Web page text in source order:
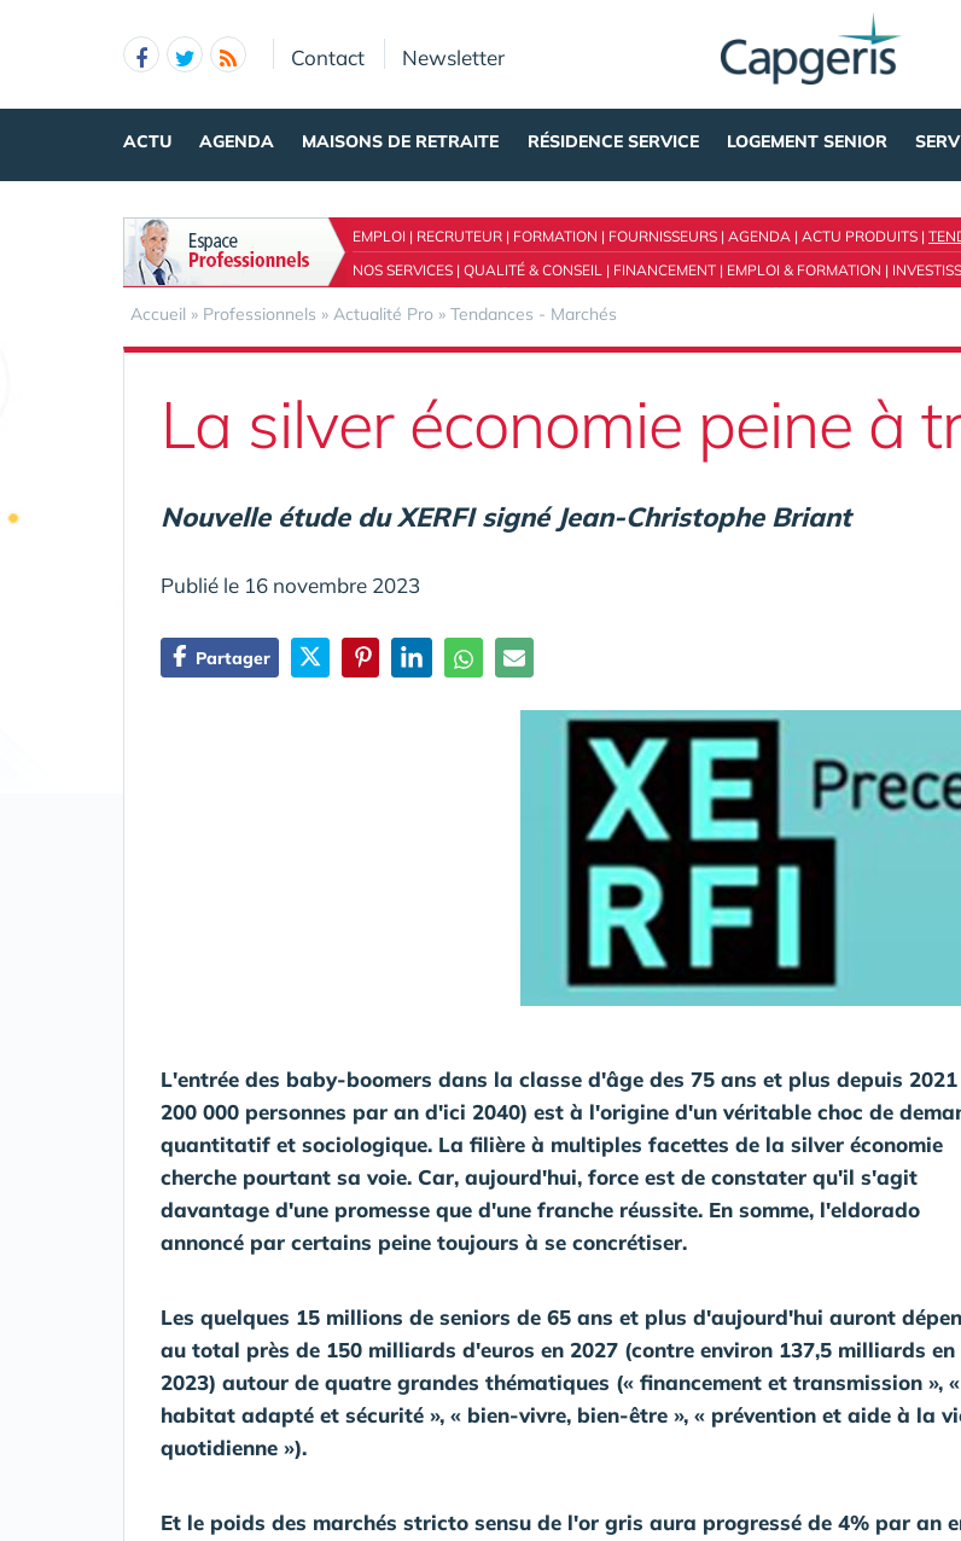
Contact Newsletter
ACTU AGENDA MAISONS DE RETRAITE RÉSIDENCE SERVICE LOGEMENT SENIOR
EMPLOI | RECRUTEUR | FORMATION | FOURNISSEURS | AGENDA | ACTU PRODUITS |
NOS SERVICES | QUALITÉ & CONSEIL | FINANCEMENT | EMPLOI & FORMATION |
Accueil » Professionnels » Actualité Pro » Tendances - Marchés
La silver économie peine à
Nouvelle étude du XERFI signé Jean-Christophe Briant
Publié le 16 novembre 2023
Partager
L'entrée des baby-boomers dans la classe d'âge des 75 ans et plus depuis 2021
200 000 personnes par an d'ici 2040) est à l'origine d'un véritable choc de
quantitatif et sociologique. La filière à multiples facettes de la silver économie
cherche pourtant sa voie. Car, aujourd'hui, force est de constater qu'il s'agit
davantage d'une promesse que d'une franche réussite. En somme, l'eldorado
annoncé par certains peine toujours à se concrétiser.
Les quelques 15 millions de seniors de 65 ans et plus d'aujourd'hui auront
au total près de 150 milliards d'euros en 2027 (contre environ 137,5 milliards en
2023) autour de quatre grandes thématiques (« financement et transmission », «
habitat adapté et sécurité », « bien-vivre, bien-être », « prévention et aide à la
quotidienne »).
Et le poids des marchés stricto sensu de l'or gris aura progressé de 4% par an